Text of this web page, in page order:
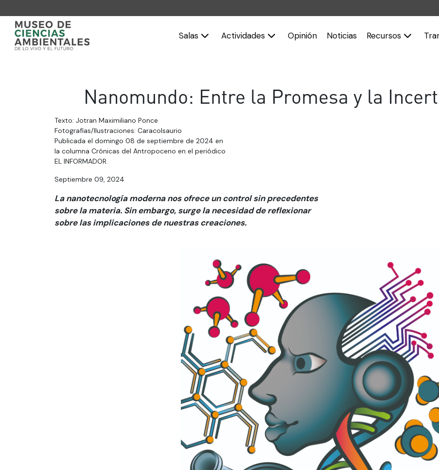
Salas Actividades Opinión Noticias Recursos
Nanomundo: Entre la Promesa y la
Texto: Jotran Maximiliano Ponce
Fotografías/Ilustraciones: Caracolsaurio
Publicada el domingo 08 de septiembre de 2024 en
la columna Crónicas del Antropoceno en el periódico
EL INFORMADOR.
Septiembre 09, 2024
La nanotecnología moderna nos ofrece un control sin precedentes
sobre la materia. Sin embargo, surge la necesidad de reflexionar
sobre las implicaciones de nuestras creaciones.